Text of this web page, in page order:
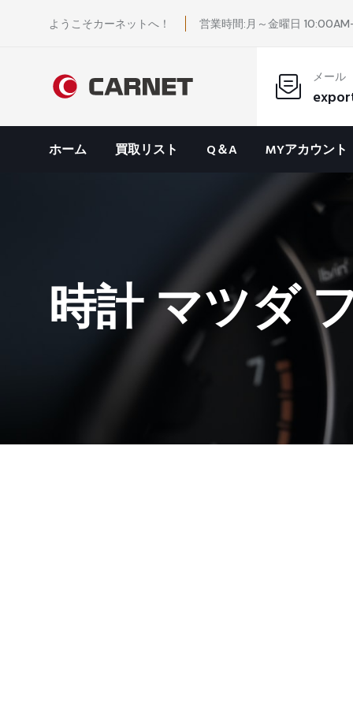
ようこそカーネットへ！ 営業時間:月～金曜日
メール
ホーム 買取リスト Q＆A MYアカウント
時計 マツダ